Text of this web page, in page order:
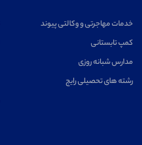
خدمات مهاجرتی و وکالتی پیوند
کمپ تابستانی
مدارس شبانه روزی
رشته های تحصیلی رایج